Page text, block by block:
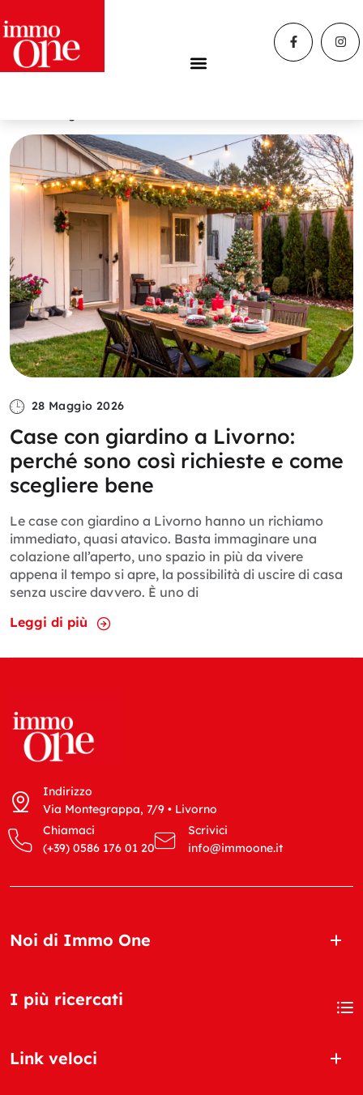
28 Maggio 2026
Case con giardino a Livorno:
perché sono così richieste e come
scegliere bene
Le case con giardino a Livorno hanno un richiamo
immediato, quasi atavico. Basta immaginare una
colazione all’aperto, uno spazio in più da vivere
appena il tempo si apre, la possibilità di uscire di casa
senza uscire davvero. È uno di
Leggi di più
Indirizzo
Via Montegrappa, 7/9 • Livorno
Chiamaci
(+39) 0586 176 01 20
Scrivici
info@immoone.it
Noi di Immo One
I più ricercati
Link veloci